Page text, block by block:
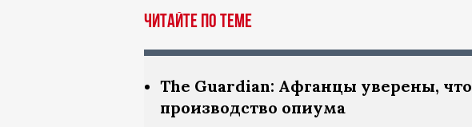
Читайте по теме
The Guardian: Афганцы уверены,
производство опиума